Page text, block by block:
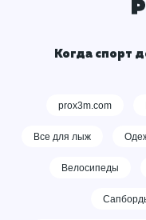
Когда спорт
prox3m.com
Все для лыж
Велосипеды